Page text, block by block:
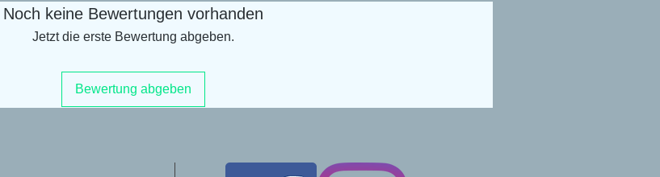
Noch keine Bewertungen vorhanden
Jetzt die erste Bewertung abgeben.
Bewertung abgeben